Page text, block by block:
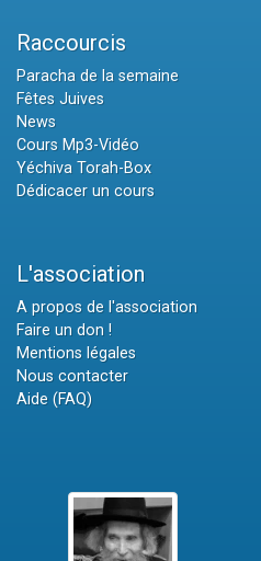
Raccourcis
Paracha de la semaine
Fêtes Juives
News
Cours Mp3-Vidéo
Yéchiva Torah-Box
Dédicacer un cours
L'association
A propos de l'association
Faire un don !
Mentions légales
Nous contacter
Aide (FAQ)